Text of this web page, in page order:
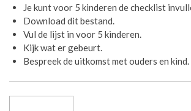
Je kunt voor 5 kinderen de checklist
Download dit bestand.
Vul de lijst in voor 5 kinderen.
Kijk wat er gebeurt.
Bespreek de uitkomst met ouders en kind.